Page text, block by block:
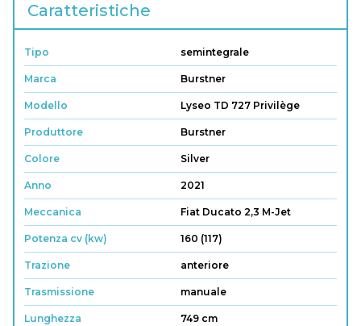
Caratteristiche
Tipo semintegrale
Marca Burstner
Modello Lyseo TD 727 Privilège
Produttore Burstner
Colore Silver
Anno 2021
Meccanica Fiat Ducato 2,3 M-Jet
Potenza cv (kw) 160 (117)
Trazione anteriore
Trasmissione manuale
Lunghezza 749 cm